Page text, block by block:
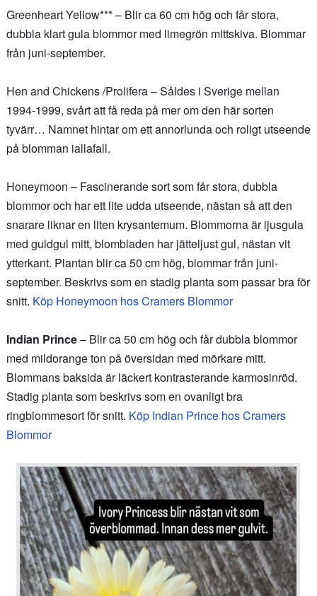
Greenheart Yellow*** – Blir ca 60 cm hög och får stora,
dubbla klart gula blommor med limegrön mittskiva. Blommar
från juni-september.
Hen and Chickens /Prolifera – Såldes i Sverige mellan
1994-1999, svårt att få reda på mer om den här sorten
tyvärr… Namnet hintar om ett annorlunda och roligt utseende
på blomman iallafall.
Honeymoon – Fascinerande sort som får stora, dubbla
blommor och har ett lite udda utseende, nästan så att den
snarare liknar en liten krysantemum. Blommorna är ljusgula
med guldgul mitt, blombladen har jätteljust gul, nästan vit
ytterkant. Plantan blir ca 50 cm hög, blommar från juni-
september. Beskrivs som en stadig planta som passar bra för
snitt. Köp Honeymoon hos Cramers Blommor
Indian Prince– Blir ca 50 cm hög och får dubbla blommor
med mildorange ton på översidan med mörkare mitt.
Blommans baksida är läckert kontrasterande karmosinröd.
Stadig planta som beskrivs som en ovanligt bra
ringblommesort för snitt. Köp Indian Prince hos Cramers
Blommor